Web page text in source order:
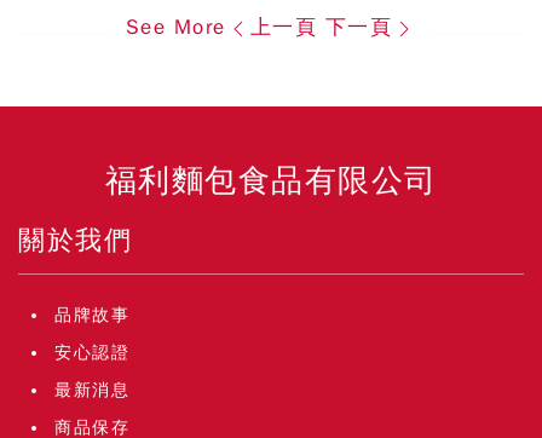
See More 上一頁 下一頁
福利麵包食品有限公司
關於我們
品牌故事
安心認證
最新消息
商品保存